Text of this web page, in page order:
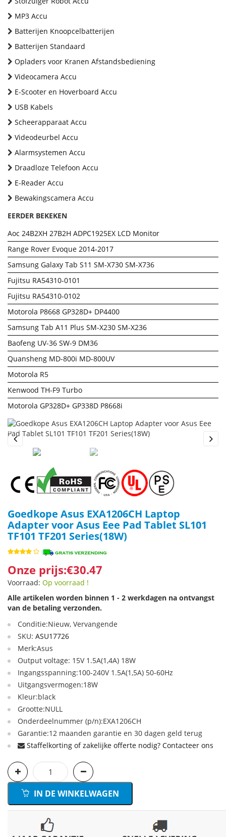
MP3 Accu
Batterijen Knoopcelbatterijen
Batterijen Standaard
Opladers voor Kranen Afstandsbediening
Videocamera Accu
E-Scooter en Hoverboard Accu
USB Kabels
Scheerapparaat Accu
Videodeurbel Accu
Alarmsystemen Accu
Draadloze Telefoon Accu
E-Reader Accu
Bewakingscamera Accu
EERDER BEKEKEN
Aoc 24B2XH 27B2H ADPC1925EX LCD Monitor
Range Rover Evoque 2014-2017
Samsung Galaxy Tab S11 SM-X730 SM-X736
Fujitsu RA54310-0101
Fujitsu RA54310-0102
Motorola P8668 GP328D+ DP4400
Samsung Tab A11 Plus SM-X230 SM-X236
Baofeng UV-36 SW-9 DM36
Quansheng MD-800i MD-800UV
Motorola R5
Kenwood TH-F9 Turbo
Motorola GP328D+ GP338D P8668i
Previous
Goedkope Asus EXA1206CH Laptop
Adapter voor Asus Eee Pad Tablet SL101
TF101 TF201 Series(18W)
Onze prijs:€30.47
Voorraad: Op voorraad !
Alle artikelen worden binnen 1 - 2 werkdagen na ontvangst
van de betaling verzonden.
Conditie:Nieuw, Vervangende
SKU: ASU17726
Merk:Asus
Output voltage: 15V 1.5A(1,4A) 18W
Ingangsspanning:100-240V 1.5A(1,5A) 50-60Hz
Uitgangsvermogen:18W
Kleur:black
Grootte:NULL
Onderdeelnummer (p/n):EXA1206CH
Garantie:12 maanden garantie en 30 dagen geld terug
Staffelkorting of zakelijke offerte nodig? Contacteer ons
IN DE WINKELWAGEN